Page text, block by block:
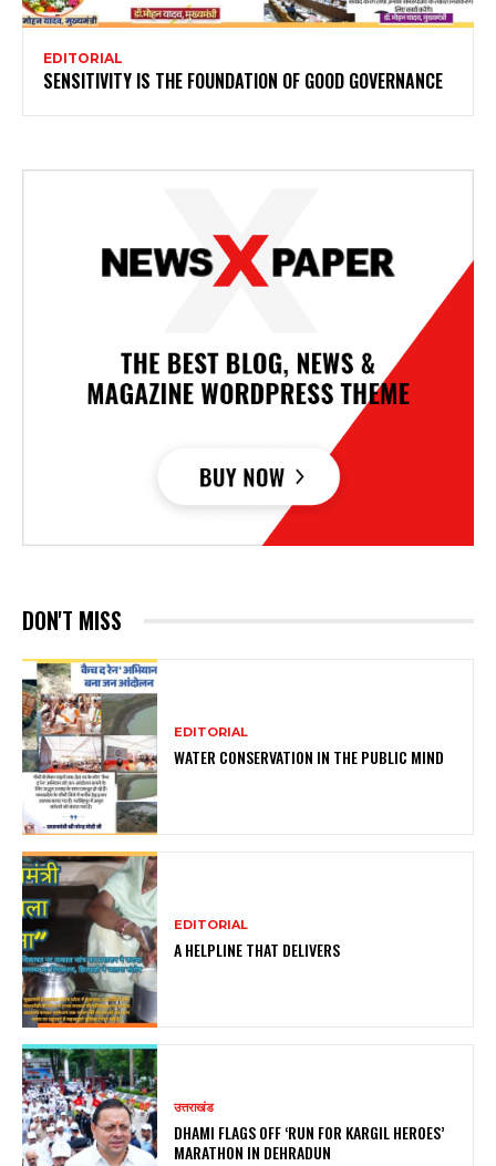
EDITORIAL
SENSITIVITY IS THE FOUNDATION OF GOOD GOVERNANCE
DON'T MISS
EDITORIAL
WATER CONSERVATION IN THE PUBLIC MIND
EDITORIAL
A HELPLINE THAT DELIVERS
उत्तराखंड
DHAMI FLAGS OFF ‘RUN FOR KARGIL HEROES’
MARATHON IN DEHRADUN